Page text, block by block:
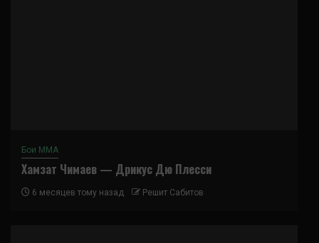
Бои ММА
Хамзат Чимаев — Дрикус Дю Плесси
6 месяцев тому назад Решит Сабитов